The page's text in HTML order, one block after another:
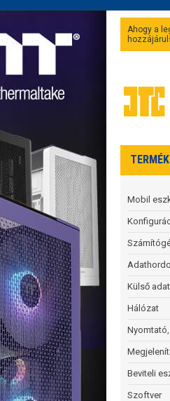
Ahogy a
Mobil
Külső
Hálózat
Beviteli
Szoftver